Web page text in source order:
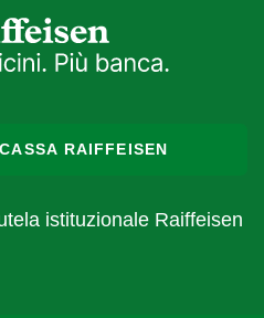
RAIFFEISEN
istituzionale Raiffeisen